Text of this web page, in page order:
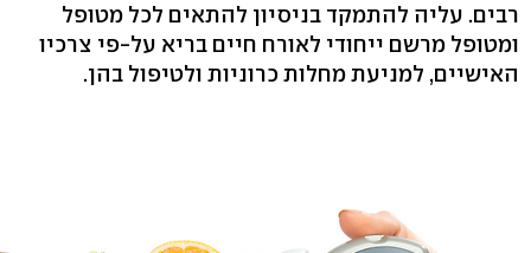
רבים. עליה להתמקד בניסיון להתאים לכל מטופל
ומטופל מרשם ייחודי לאורח חיים בריא על-פי צרכיו
האישיים, למניעת מחלות כרוניות ולטיפול בהן.